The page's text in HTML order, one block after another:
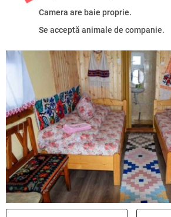
Camera are baie proprie.
Se acceptă animale de companie.